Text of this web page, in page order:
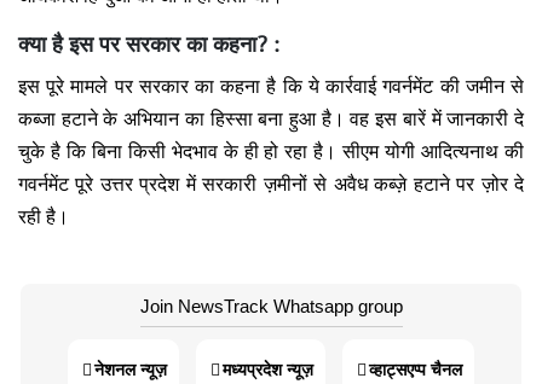
क्या है इस पर सरकार का कहना? :
इस पूरे मामले पर सरकार का कहना है कि ये कार्रवाई गवर्नमेंट की जमीन से
कब्जा हटाने के अभियान का हिस्सा बना हुआ है। वह इस बारें में जानकारी दे
चुके है कि बिना किसी भेदभाव के ही हो रहा है। सीएम योगी आदित्यनाथ की
गवर्नमेंट पूरे उत्तर प्रदेश में सरकारी ज़मीनों से अवैध कब्ज़े हटाने पर ज़ोर दे
रही है।
Join NewsTrack Whatsapp group
नेशनल न्यूज़ मध्यप्रदेश न्यूज़ व्हाट्सएप्प चैनल